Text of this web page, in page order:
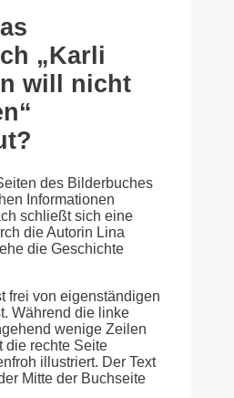
„Karli
will nicht
des Bilderbuches
Informationen
schließt sich eine
die Autorin Lina
die Geschichte
frei von eigenständigen
Während die linke
wenige Zeilen
die rechte Seite
illustriert. Der Text
Mitte der Buchseite